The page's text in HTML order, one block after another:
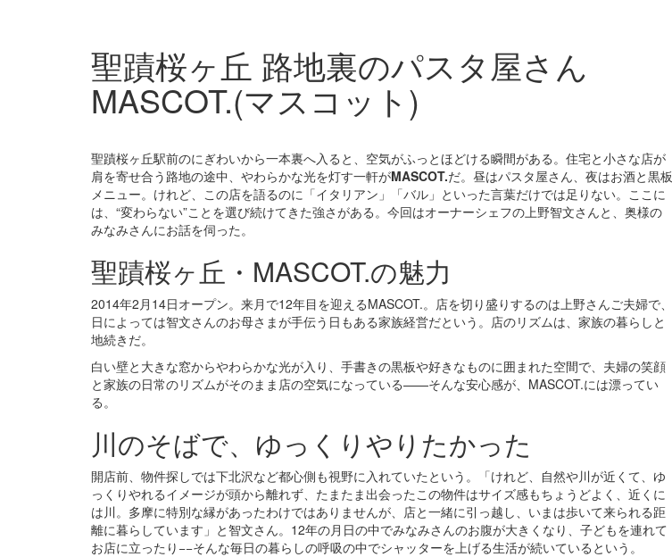
聖蹟桜ヶ丘 路地裏のパスタ屋さん
MASCOT.(マスコット)
聖蹟桜ヶ丘駅前のにぎわいから一本裏へ入ると、空気がふっとほどける瞬間がある。住宅と小さな店が
肩を寄せ合う路地の途中、やわらかな光を灯す一軒がMASCOT.だ。昼はパスタ屋さん、夜はお酒と黒板
メニュー。けれど、この店を語るのに「イタリアン」「バル」といった言葉だけでは足りない。ここに
は、“変わらない”ことを選び続けてきた強さがある。今回はオーナーシェフの上野智文さんと、奥様の
みなみさんにお話を伺った。
聖蹟桜ヶ丘・MASCOT.の魅力
2014年2月14日オープン。来月で12年目を迎えるMASCOT.。店を切り盛りするのは上野さんご夫婦で、
日によっては智文さんのお母さまが手伝う日もある家族経営だという。店のリズムは、家族の暮らしと
地続きだ。
白い壁と大きな窓からやわらかな光が入り、手書きの黒板や好きなものに囲まれた空間で、夫婦の笑顔
と家族の日常のリズムがそのまま店の空気になっている——そんな安心感が、MASCOT.には漂ってい
る。
川のそばで、ゆっくりやりたかった
開店前、物件探しでは下北沢など都心側も視野に入れていたという。「けれど、自然や川が近くて、ゆ
っくりやれるイメージが頭から離れず、たまたま出会ったこの物件はサイズ感もちょうどよく、近くに
は川。多摩に特別な縁があったわけではありませんが、店と一緒に引っ越し、いまは歩いて来られる距
離に暮らしています」と智文さん。12年の月日の中でみなみさんのお腹が大きくなり、子どもを連れて
お店に立ったり−−そんな毎日の暮らしの呼吸の中でシャッターを上げる生活が続いているという。